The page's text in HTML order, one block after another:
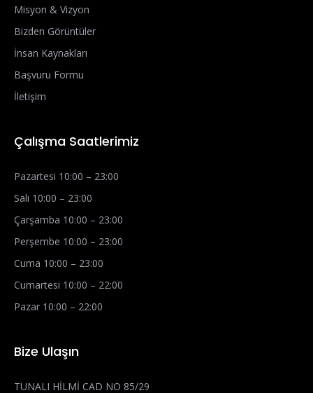
Misyon & Vizyon
Bizden Görüntüler
İnsan Kaynakları
Başvuru Formu
İletişim
Çalışma Saatlerimiz
Pazartesi 10:00 – 23:00
Salı 10:00 – 23:00
Çarşamba 10:00 – 23:00
Perşembe 10:00 – 23:00
Cuma 10:00 – 23:00
Cumartesi 10:00 – 22:00
Pazar 10:00 – 22:00
Bize Ulaşın
TUNALI HİLMİ CAD NO 85/29